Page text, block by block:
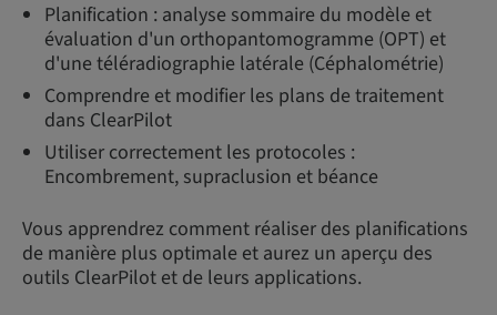
Planification : analyse sommaire du modèle et
évaluation d'un orthopantomogramme (OPT) et
d'une téléradiographie latérale (Céphalométrie)
Comprendre et modifier les plans de traitement
dans ClearPilot
Utiliser correctement les protocoles :
Encombrement, supraclusion et béance
Vous apprendrez comment réaliser des planifications
de manière plus optimale et aurez un aperçu des
outils ClearPilot et de leurs applications.